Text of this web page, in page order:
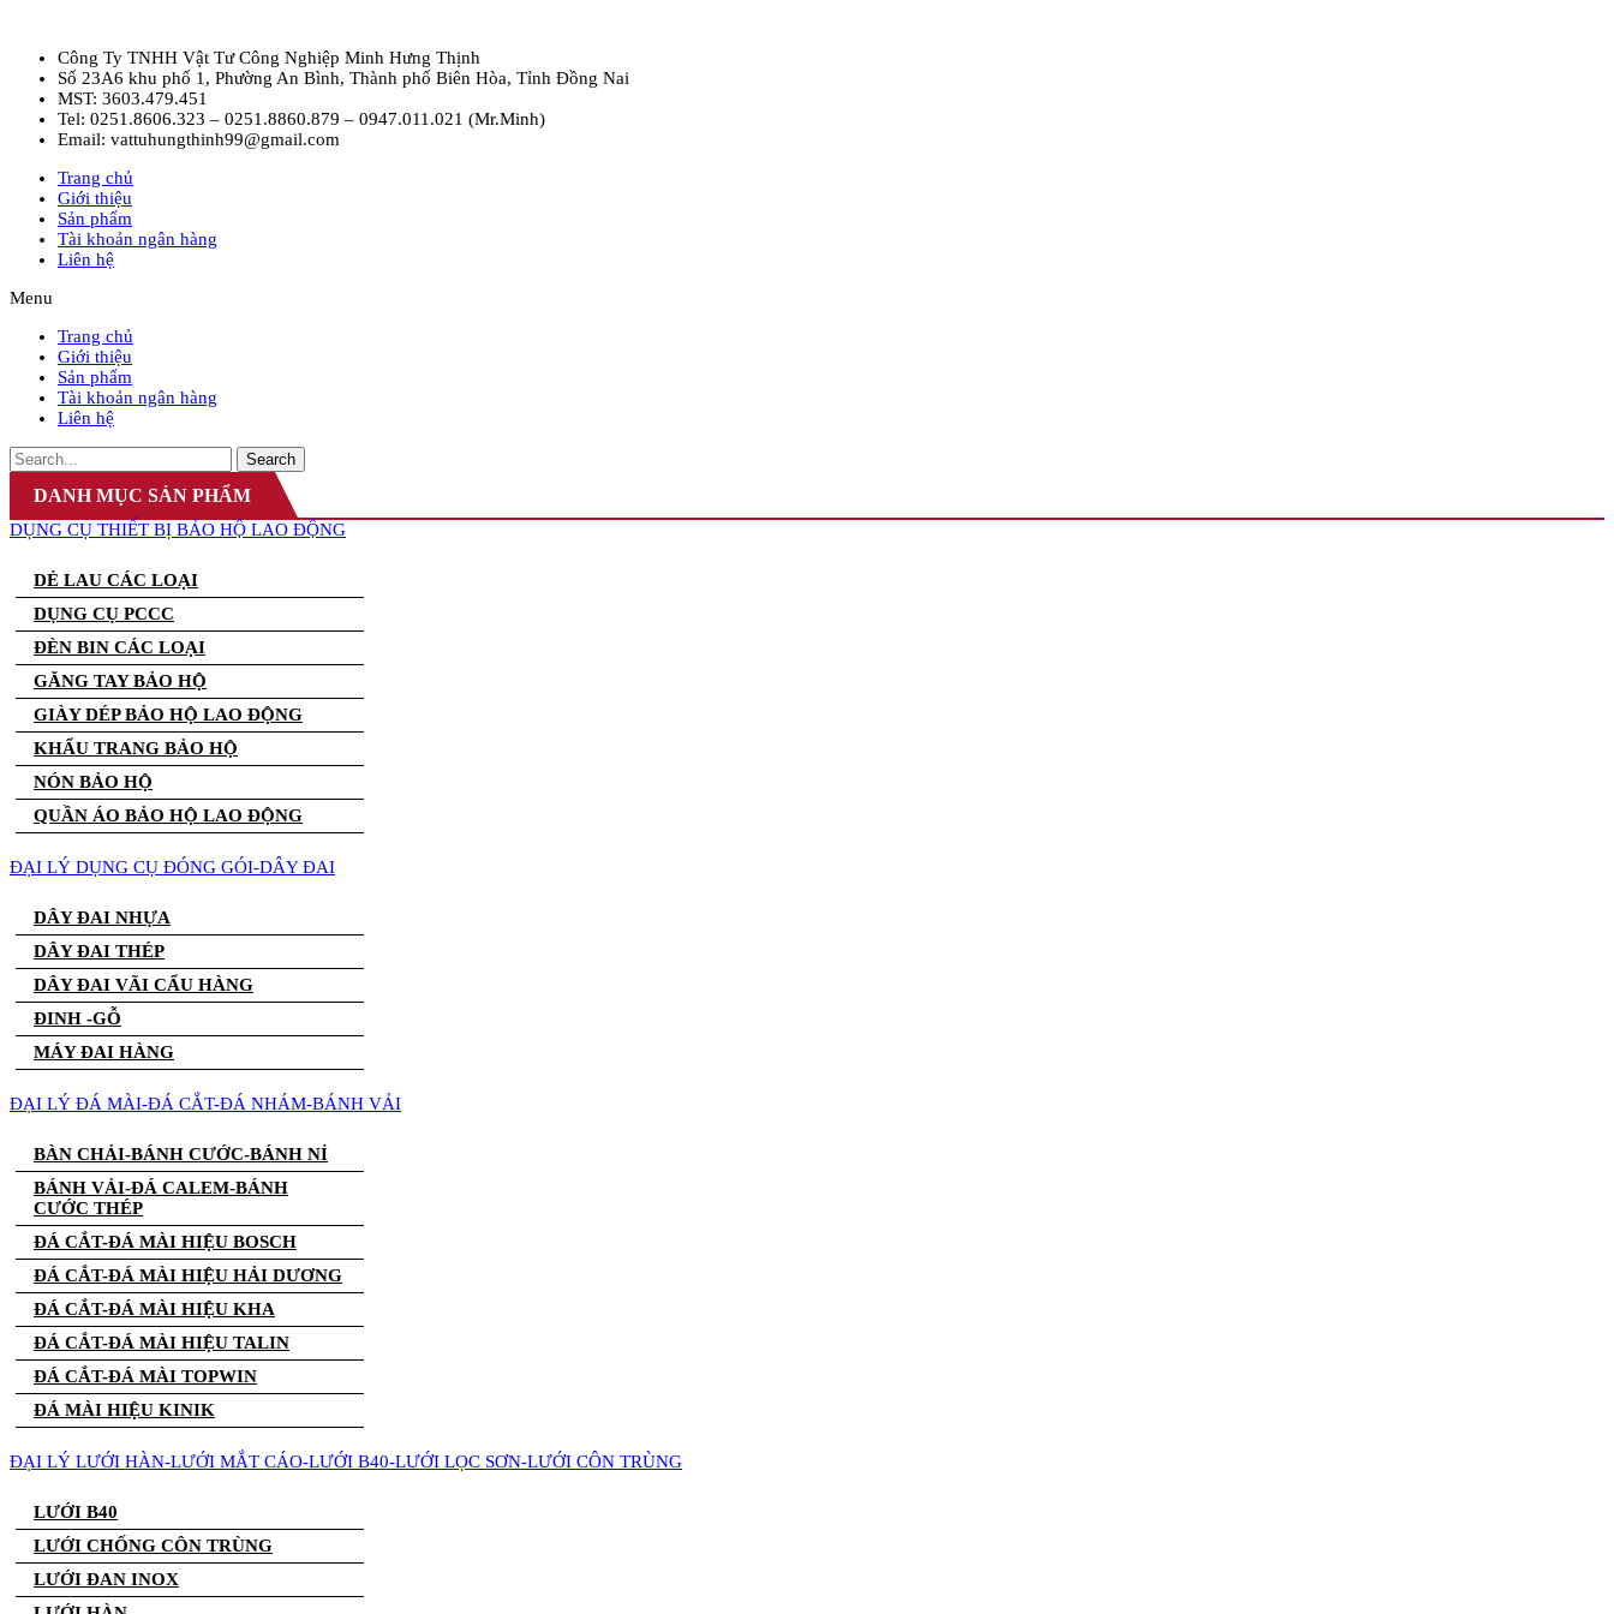
Công Ty TNHH Vật Tư Công Nghiệp Minh Hưng Thịnh
Số 23A6 khu phố 1, Phường An Bình, Thành phố Biên Hòa, Tỉnh Đồng Nai
MST: 3603.479.451
Tel: 0251.8606.323 – 0251.8860.879 – 0947.011.021 (Mr.Minh)
Email: vattuhungthinh99@gmail.com
Trang chủ
Giới thiệu
Sản phẩm
Tài khoản ngân hàng
Liên hệ
Menu
Trang chủ
Giới thiệu
Sản phẩm
Tài khoản ngân hàng
Liên hệ
Search
DANH MỤC SẢN PHẨM
DỤNG CỤ THIẾT BỊ BẢO HỘ LAO ĐỘNG
DẺ LAU CÁC LOẠI
DỤNG CỤ PCCC
ĐÈN BIN CÁC LOẠI
GĂNG TAY BẢO HỘ
GIÀY DÉP BẢO HỘ LAO ĐỘNG
KHẨU TRANG BẢO HỘ
NÓN BẢO HỘ
QUẦN ÁO BẢO HỘ LAO ĐỘNG
ĐẠI LÝ DỤNG CỤ ĐÓNG GÓI-DÂY ĐAI
DÂY ĐAI NHỰA
DÂY ĐAI THÉP
DÂY ĐAI VÃI CẨU HÀNG
ĐINH -GỖ
MÁY ĐAI HÀNG
ĐẠI LÝ ĐÁ MÀI-ĐÁ CẮT-ĐÁ NHÁM-BÁNH VẢI
BÀN CHẢI-BÁNH CƯỚC-BÁNH NỈ
BÁNH VẢI-ĐÁ CALEM-BÁNH
CƯỚC THÉP
ĐÁ CẮT-ĐÁ MÀI HIỆU BOSCH
ĐÁ CẮT-ĐÁ MÀI HIỆU HẢI DƯƠNG
ĐÁ CẮT-ĐÁ MÀI HIỆU KHA
ĐÁ CẮT-ĐÁ MÀI HIỆU TALIN
ĐÁ CẮT-ĐÁ MÀI TOPWIN
ĐÁ MÀI HIỆU KINIK
ĐẠI LÝ LƯỚI HÀN-LƯỚI MẮT CÁO-LƯỚI B40-LƯỚI LỌC SƠN-LƯỚI CÔN TRÙNG
LƯỚI B40
LƯỚI CHỐNG CÔN TRÙNG
LƯỚI ĐAN INOX